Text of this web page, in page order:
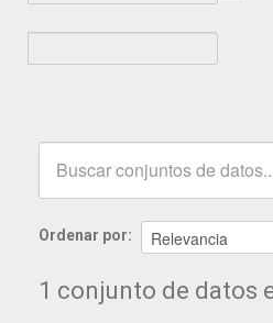
Ordenar por
1 conjunto de datos